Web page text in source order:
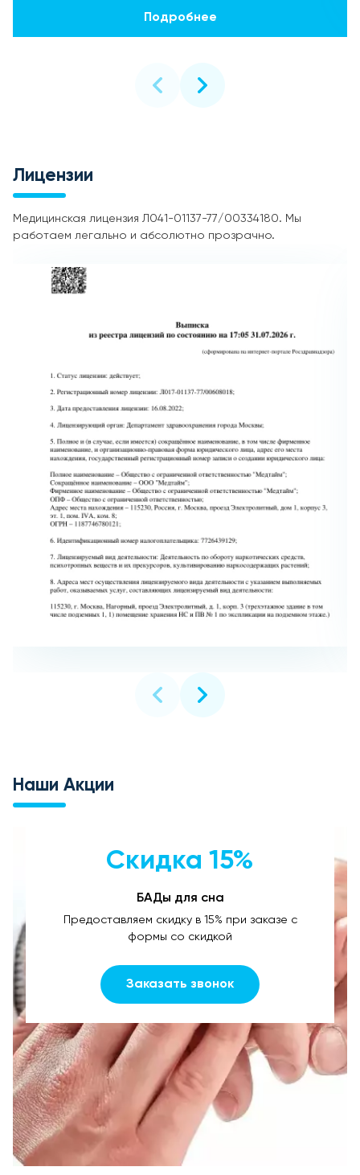
Подробнее
Лицензии
Медицинская лицензия Л041-01137-77/00334180. Мы
работаем легально и абсолютно прозрачно.
Наши Акции
Скидка 15%
БАДы для сна
Предоставляем скидку в 15% при заказе с
формы со скидкой
Заказать звонок